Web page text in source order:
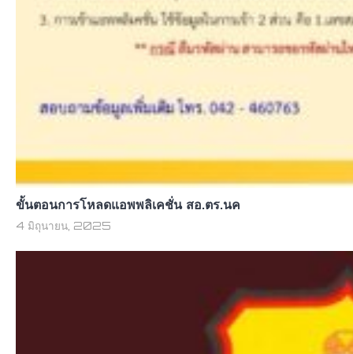
ขั้นตอนการโหลดแอพพลิเคชั่น สอ.ตร.นค
4 มิถุนายน, 2025